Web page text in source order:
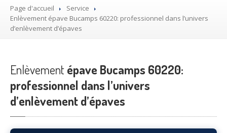
Démolisseuragrée VHU gratuit
Mettreà la casse sa voiture
Recyclagevoiture usagée gratuit
Destruction de voiture agréé
EpavisteGratuit
Rachatvoiture accidentée
Page d'accueil
Service
Enlèvement épave Bucamps 60220: professionnel dans l’univers
d’enlèvement d’épaves
Enlèvement épave Bucamps 60220:
professionnel dans l’univers
d’enlèvement d’épaves